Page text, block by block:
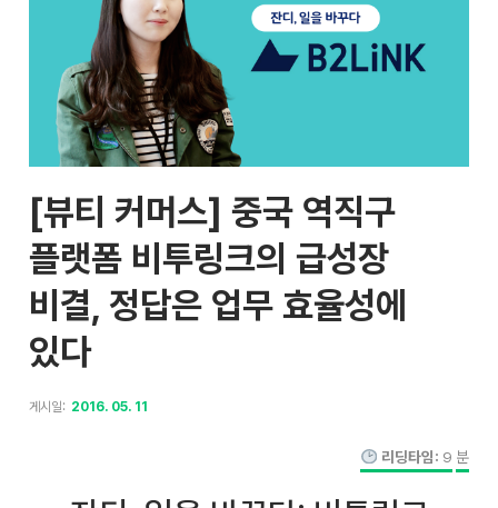
[뷰티 커머스] 중국 역직구
플랫폼 비투링크의 급성장
비결, 정답은 업무 효율성에
있다
게시일: 2016. 05. 11
리딩타임: 9 분